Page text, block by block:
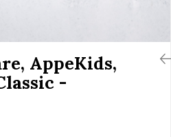
AppeKids,
-